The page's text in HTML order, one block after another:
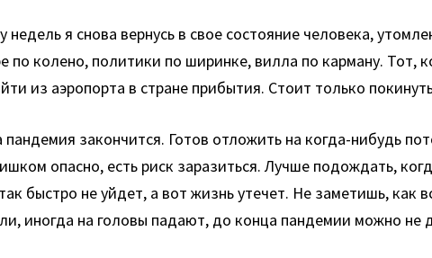
я снова вернусь в свое состояние человека,
колено, политики по ширинке, вилла по карману. Тот,
из аэропорта в стране прибытия. Стоит только
закончится. Готов отложить на когда-нибудь
опасно, есть риск заразиться. Лучше подождать,
быстро не уйдет, а вот жизнь утечет. Не заметишь, как
иногда на головы падают, до конца пандемии можно